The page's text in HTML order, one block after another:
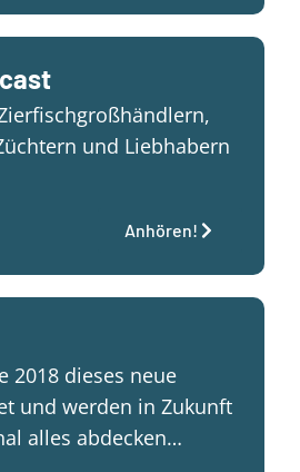
und Liebhabern
Anhören!
2018 dieses neue
und werden in Zukunft
alles abdecken…